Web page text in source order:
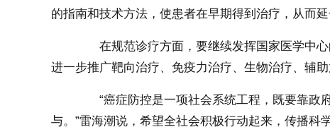
的指南和技术方法，使患者在早期得到治疗，从而
在规范诊疗方面，要继续发挥国家医学中心
进一步推广靶向治疗、免疫力治疗、生物治疗、辅
“癌症防控是一项社会系统工程，既要靠政
与。”雷海潮说，希望全社会积极行动起来，传播